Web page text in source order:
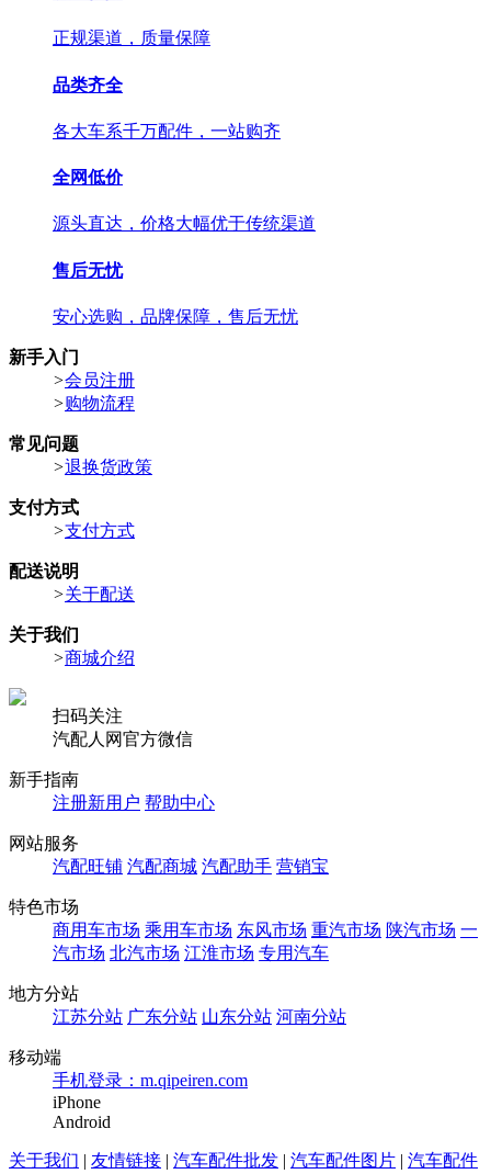
正规渠道，质量保障
品类齐全
各大车系千万配件，一站购齐
全网低价
源头直达，价格大幅优于传统渠道
售后无忧
安心选购，品牌保障，售后无忧
新手入门
>会员注册
>购物流程
常见问题
>退换货政策
支付方式
>支付方式
配送说明
>关于配送
关于我们
>商城介绍
扫码关注
汽配人网官方微信
新手指南
注册新用户 帮助中心
网站服务
汽配旺铺 汽配商城 汽配助手 营销宝
特色市场
商用车市场 乘用车市场 东风市场 重汽市场 陕汽市场 一
汽市场 北汽市场 江淮市场 专用汽车
地方分站
江苏分站 广东分站 山东分站 河南分站
移动端
手机登录：m.qipeiren.com
iPhone
Android
关于我们 | 友情链接 | 汽车配件批发 | 汽车配件图片 | 汽车配件